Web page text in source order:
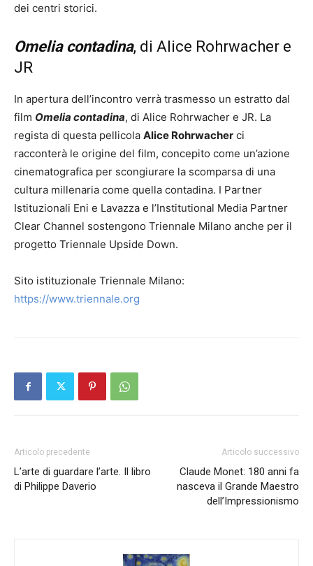
dei centri storici.
Omelia contadina, di Alice Rohrwacher e
JR
In apertura dell’incontro verrà trasmesso un estratto dal
film Omelia contadina, di Alice Rohrwacher e JR. La
regista di questa pellicola Alice Rohrwacher ci
racconterà le origine del film, concepito come un’azione
cinematografica per scongiurare la scomparsa di una
cultura millenaria come quella contadina. I Partner
Istituzionali Eni e Lavazza e l’Institutional Media Partner
Clear Channel sostengono Triennale Milano anche per il
progetto Triennale Upside Down.
Sito istituzionale Triennale Milano:
https://www.triennale.org
Articolo precedente
L’arte di guardare l’arte. Il libro
di Philippe Daverio
Articolo successivo
Claude Monet: 180 anni fa
nasceva il Grande Maestro
dell’Impressionismo